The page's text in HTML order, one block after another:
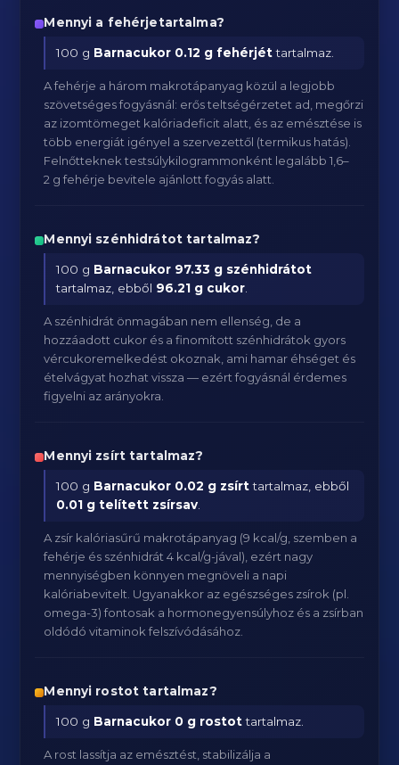
Mennyi a fehérjetartalma?
100 g Barnacukor 0.12 g fehérjéttartalmaz.
A fehérje a három makrotápanyag közül a legjobb
szövetséges fogyásnál: erős teltségérzetet ad, megőrzi
az izomtömeget kalóriadeficit alatt, és az emésztése is
több energiát igényel a szervezettől (termikus hatás).
Felnőtteknek testsúlykilogrammonként legalább 1,6–
2 g fehérje bevitele ajánlott fogyás alatt.
Mennyi szénhidrátot tartalmaz?
100 g Barnacukor 97.33 g szénhidrátot
tartalmaz, ebből 96.21 g cukor
A szénhidrát önmagában nem ellenség, de a
hozzáadott cukor és a finomított szénhidrátok gyors
vércukoremelkedést okoznak, ami hamar éhséget és
ételvágyat hozhat vissza — ezért fogyásnál érdemes
figyelni az arányokra.
Mennyi zsírt tartalmaz?
100 g Barnacukor 0.02 g zsírttartalmaz, ebből
0.01 g telített zsírsav
A zsír kalóriasűrű makrotápanyag (9 kcal/g, szemben a
fehérje és szénhidrát 4 kcal/g-jával), ezért nagy
mennyiségben könnyen megnöveli a napi
kalóriabevitelt. Ugyanakkor az egészséges zsírok (pl.
omega-3) fontosak a hormonegyensúlyhoz és a zsírban
oldódó vitaminok felszívódásához.
Mennyi rostot tartalmaz?
100 g Barnacukor 0 g rostottartalmaz.
A rost lassítja az emésztést, stabilizálja a